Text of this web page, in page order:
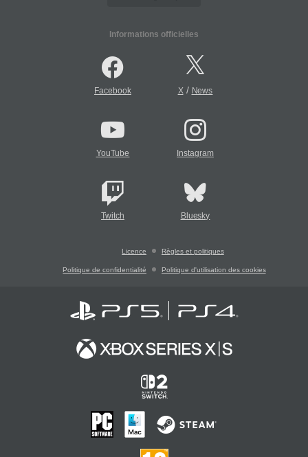
Informations officielles
Facebook X/ News
YouTube Instagram
Twitch Bluesky
Licence Règles et politiques
Politique de confidentialité Politique d'utilisation des cookies